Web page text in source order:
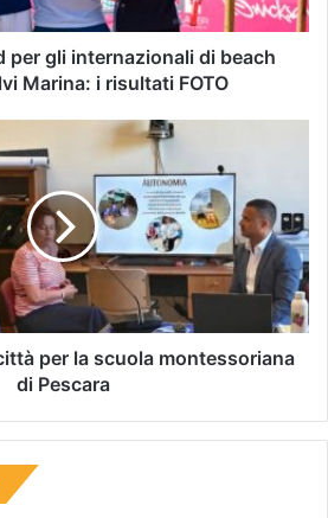
per gli internazionali di beach
Marina: i risultati FOTO
per la scuola montessoriana
di Pescara